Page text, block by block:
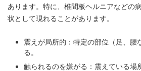
あります。特に、椎間板ヘルニアなどの
状として現れることがあります。
震えが局所的：特定の部位（足、腰
る。
触られるのを嫌がる：震えている場